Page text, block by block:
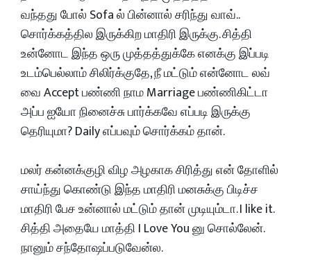
வந்தது போல் Sofa ல் பின்னால் சரிந்து வாவ்..
சொர்க்கத்தில இருக்கிற மாதிரி இருக்கு. சித்தி
உன்னோட இந்த ஒரு முத்தத்துக்கே எனக்கு இப்படி
உடம்பெல்லாம் சிலிர்க்குதே, நீ மட்டும் என்னோட லவ்
வை Accept பண்ணி நாம Marriage பண்ணிகிட்டா
அப்ப ஐயோ நினைச்சு பார்க்கவே எப்படி இருக்கு
தெரியுமா? Daily எப்பவும் சொர்க்கம் தான்.
மலர் கன்னக்குழி விழ அழகாக சிரித்து என் தோளில்
சாய்ந்து கொண்டு இந்த மாதிரி மனசுக்கு பிடிச்ச
மாதிரி பேச உன்னால் மட்டும் தான் முடியும்டா. I like it.
சித்தி அதையே மாத்தி I Love You னு சொல்லேன்.
நானும் சந்தோஷப்படுவேன்ல.